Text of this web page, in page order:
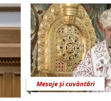
Mesaje și cuvântări